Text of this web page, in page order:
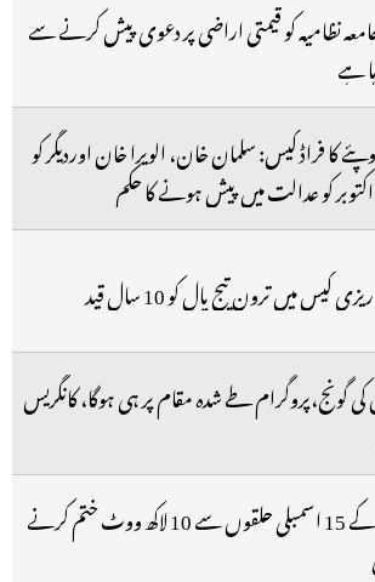
نظامیہ کو قیمتی اراضی پر دعوی پیش کرنے سے
ہے
کا فراڈ کیس: سلمان خان، الویرا خان اوردیگر کو
میں ترون تیج پال کو 10 سال قید
گونج،پروگرام طے شدہ مقام پر ہی ہوگا، کانگریس
حیدرآباد کے 15 اسمبلی حلقوں سے 10 لاکھ ووٹ ختم کرنے